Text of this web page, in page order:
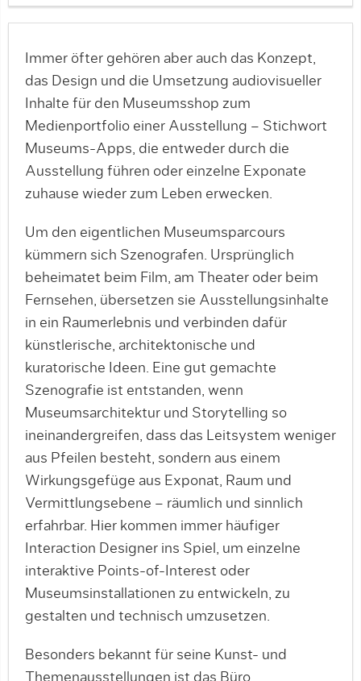
Immer öfter gehören aber auch das Konzept,
das Design und die Umsetzung audiovisueller
Inhalte für den Museumsshop zum
Medienportfolio einer Ausstellung – Stichwort
Museums-Apps, die entweder durch die
Ausstellung führen oder einzelne Exponate
zuhause wieder zum Leben erwecken.
Um den eigentlichen Museumsparcours
kümmern sich Szenografen. Ursprünglich
beheimatet beim Film, am Theater oder beim
Fernsehen, übersetzen sie Ausstellungsinhalte
in ein Raumerlebnis und verbinden dafür
künstlerische, architektonische und
kuratorische Ideen. Eine gut gemachte
Szenografie ist entstanden, wenn
Museumsarchitektur und Storytelling so
ineinandergreifen, dass das Leitsystem weniger
aus Pfeilen besteht, sondern aus einem
Wirkungsgefüge aus Exponat, Raum und
Vermittlungsebene – räumlich und sinnlich
erfahrbar. Hier kommen immer häufiger
Interaction Designer ins Spiel, um einzelne
interaktive Points-of-Interest oder
Museumsinstallationen zu entwickeln, zu
gestalten und technisch umzusetzen.
Besonders bekannt für seine Kunst- und